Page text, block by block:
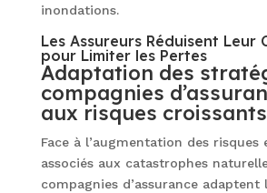
inondations.
Les Assureurs Réduisent Leur
pour Limiter les Pertes
Adaptation des
compagnies
aux risques croissants
Face à l’augmentation des risques
associés aux catastrophes
compagnies d’assurance adaptent